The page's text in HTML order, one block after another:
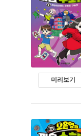
미리보기